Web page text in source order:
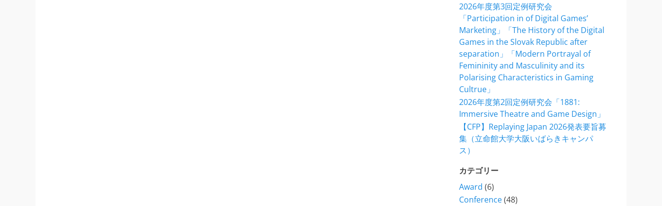
2026年度第3回定例研究会
「Participation in of Digital Games’
Marketing」「The History of the Digital
Games in the Slovak Republic after
separation」「Modern Portrayal of
Femininity and Masculinity and its
Polarising Characteristics in Gaming
Cultrue」
2026年度第2回定例研究会「1881:
Immersive Theatre and Game Design」
【CFP】Replaying Japan 2026発表要旨募
集（立命館大学大阪いばらきキャンパ
ス）
カテゴリー
Award (6)
Conference(48)